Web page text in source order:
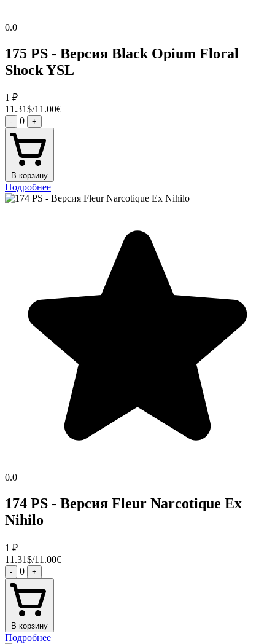
0.0
175 PS - Версия Black Opium Floral
Shock YSL
1 ₽
11.31$/11.00€
- 0 +
В корзину
Подробнее
0.0
174 PS - Версия Fleur Narcotique Ex
Nihilo
1 ₽
11.31$/11.00€
- 0 +
В корзину
Подробнее